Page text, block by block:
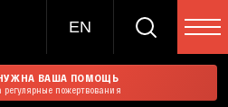
EN
ВАША ПОМОЩЬ
пожертвования